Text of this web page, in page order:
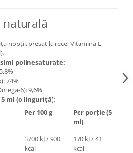
nopții, presat la rece, Vitamina E
polinesaturate:
74%
6): 9,6%
ml (o linguriță):
Per 100 g
Per porție (5
ml)
3700 kJ / 900
kcal
170 kJ / 41
kcal